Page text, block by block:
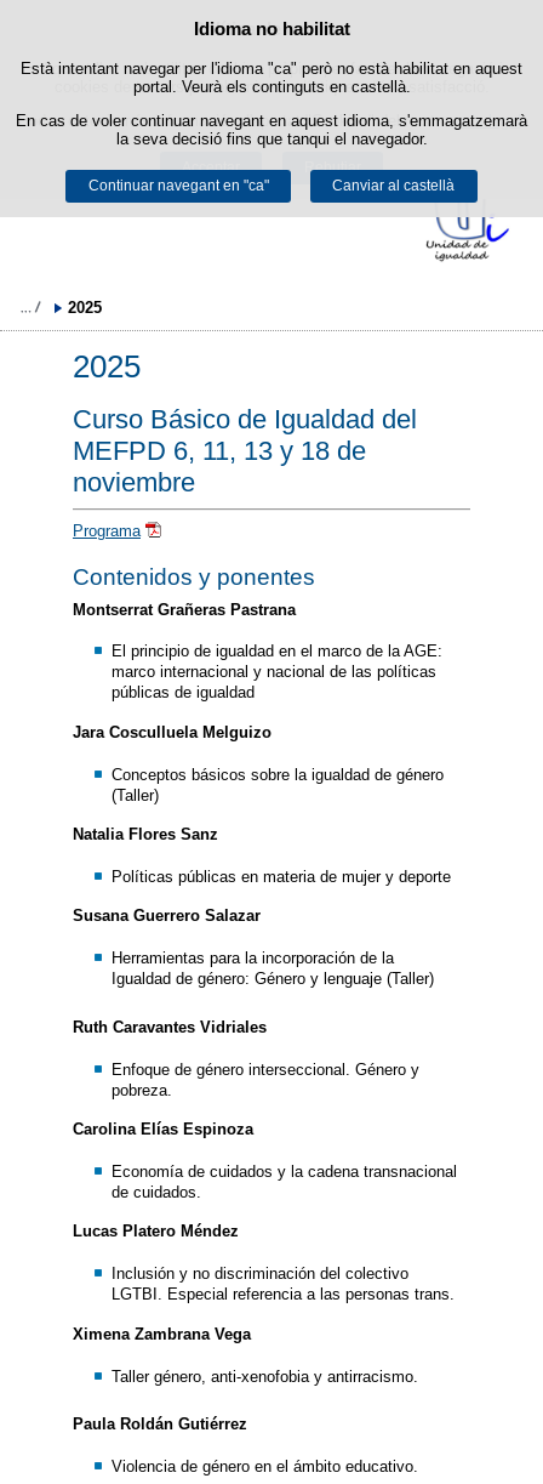
Política de cookies
Aquest lloc web utilitza cookies pròpies per facilitar la navegació i
cookies de tercers per obtenir estadístiques d'ús i satisfacció.
Podeu obtenir més informació a l'apartat "Cookies" del nostreavís legal.
Acceptar Rebutjar
Idioma no habilitat
Està intentant navegar per l'idioma "ca" però no està habilitat en aquest
portal. Veurà els continguts en castellà.
En cas de voler continuar navegant en aquest idioma, s'emmagatzemarà
la seva decisió fins que tanqui el navegador.
Continuar navegant en "ca" Canviar al castellà
Passar al contingut
2025
2025
Curso Básico de Igualdad del
MEFPD 6, 11, 13 y 18 de
noviembre
Programa
Contenidos y ponentes
Montserrat Grañeras Pastrana
El principio de igualdad en el marco de la AGE:
marco internacional y nacional de las políticas
públicas de igualdad
Jara Cosculluela Melguizo
Conceptos básicos sobre la igualdad de género
(Taller)
Natalia Flores Sanz
Políticas públicas en materia de mujer y deporte
Susana Guerrero Salazar
Herramientas para la incorporación de la
Igualdad de género: Género y lenguaje (Taller)
Ruth Caravantes Vidriales
Enfoque de género interseccional. Género y
pobreza.
Carolina Elías Espinoza
Economía de cuidados y la cadena transnacional
de cuidados.
Lucas Platero Méndez
Inclusión y no discriminación del colectivo
LGTBI. Especial referencia a las personas trans.
Ximena Zambrana Vega
Taller género, anti-xenofobia y antirracismo.
Paula Roldán Gutiérrez
Violencia de género en el ámbito educativo.